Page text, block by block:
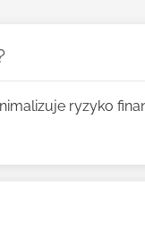
ryzyko